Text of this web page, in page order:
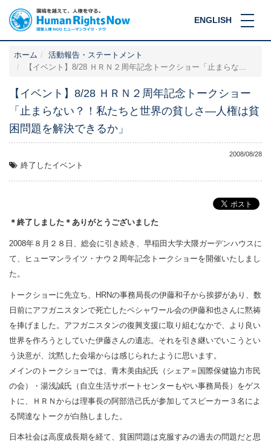
ENGLISH
ホーム
活動報告・ステートメント
【イベント】8/28 ＨＲＮ２周年記念トークショー「止まらな...
【イベント】8/28 ＨＲＮ２周年記念トークショー
「止まらない？！私たちと世界の貧しさ―人権は貧
困問題を解決できるか」
2008/08/28
終了したイベント
＊終了しました＊ありがとうございました
2008年８月２８日、総会に引き続き、早稲田大学大隈ガーデンハウスに
て、ヒューマンライツ・ナウ２周年記念トークショーを開催いたしまし
た。
トークショーに先立ち、HRNの事務局長の伊藤和子から挨拶があり、数
日前にアフガニスタンで死亡したペシャワール会の伊藤和也さんに黙祷
を捧げました。アフガニスタンの復興支援に取り組むなかで、より良い
世界を作ろうとしていた伊藤さんの遺志。それを引き継いでいこうとい
う決意が、沈黙した会場からは感じられたように思います。
メインのトークショーでは、青木美由紀氏（シェア＝国際保健協力市民
の会）・湯浅誠氏（自立生活サポートセンターもやい事務局長）をゲス
トに、ＨＲＮからは理事長の阿部浩己氏が参加してスピーカー３名によ
る闊達なトークが白熱しました。
日本社会は高度成長期を経て、貧困問題は克服すみの過去の問題だと思